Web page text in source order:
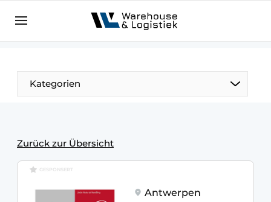
NL EN
Kategorien
Zurück zur Übersicht
GESPONSERT
Antwerpen